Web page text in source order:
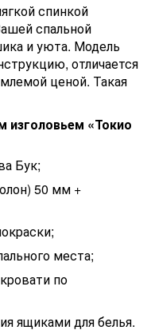
спинкой
спальной
и уюта. Модель
отличается
ценой. Такая
изголовьем «Токио
Бук;
50 мм +
места;
по
ящиками для белья.